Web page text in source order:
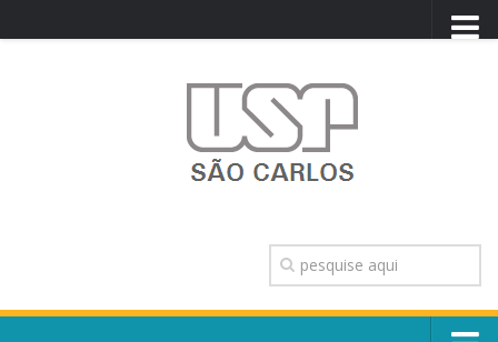
TRANSPARÊNCIA
OUVIDORIA